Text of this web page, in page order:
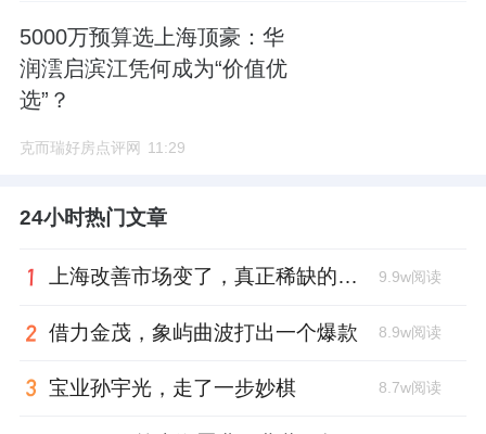
5000万预算选上海顶豪：华
润澐启滨江凭何成为“价值优
选”？
克而瑞好房点评网 11:29
24小时热门文章
上海改善市场变了，真正稀缺的是这类社区 9.9w阅读
借力金茂，象屿曲波打出一个爆款 8.9w阅读
宝业孙宇光，走了一步妙棋 8.7w阅读